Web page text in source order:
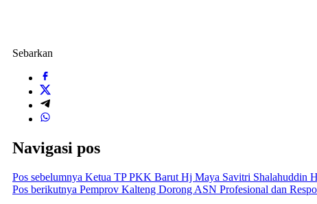
Sebarkan
Navigasi pos
Pos sebelumnya Ketua TP PKK Barut Hj Maya Savitri Shalahuddin
Pos berikutnya Pemprov Kalteng Dorong ASN Profesional dan